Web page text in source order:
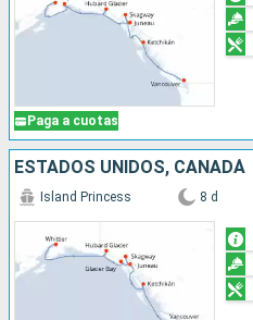
Paga a cuotas
ESTADOS UNIDOS, CANADÁ
Island Princess 8 d